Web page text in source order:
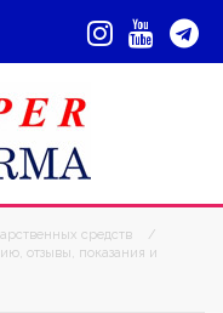
средств
/
отзывы, показания и